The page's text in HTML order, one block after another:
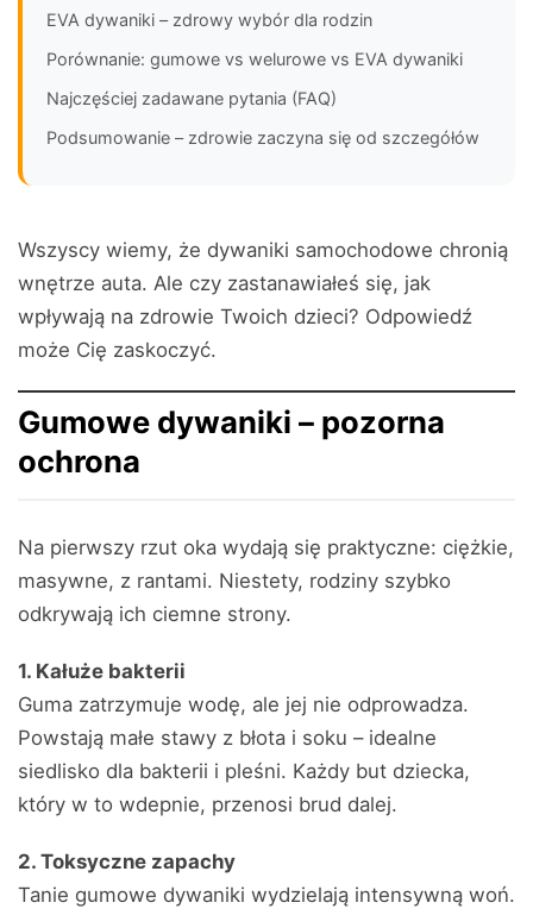
EVA dywaniki – zdrowy wybór dla rodzin
Porównanie: gumowe vs welurowe vs EVA dywaniki
Najczęściej zadawane pytania (FAQ)
Podsumowanie – zdrowie zaczyna się od szczegółów
Wszyscy wiemy, że dywaniki samochodowe chronią
wnętrze auta. Ale czy zastanawiałeś się, jak
wpływają na zdrowie Twoich dzieci? Odpowiedź
może Cię zaskoczyć.
Gumowe dywaniki – pozorna
ochrona
Na pierwszy rzut oka wydają się praktyczne: ciężkie,
masywne, z rantami. Niestety, rodziny szybko
odkrywają ich ciemne strony.
1. Kałuże bakterii
Guma zatrzymuje wodę, ale jej nie odprowadza.
Powstają małe stawy z błota i soku – idealne
siedlisko dla bakterii i pleśni. Każdy but dziecka,
który w to wdepnie, przenosi brud dalej.
2. Toksyczne zapachy
Tanie gumowe dywaniki wydzielają intensywną woń.